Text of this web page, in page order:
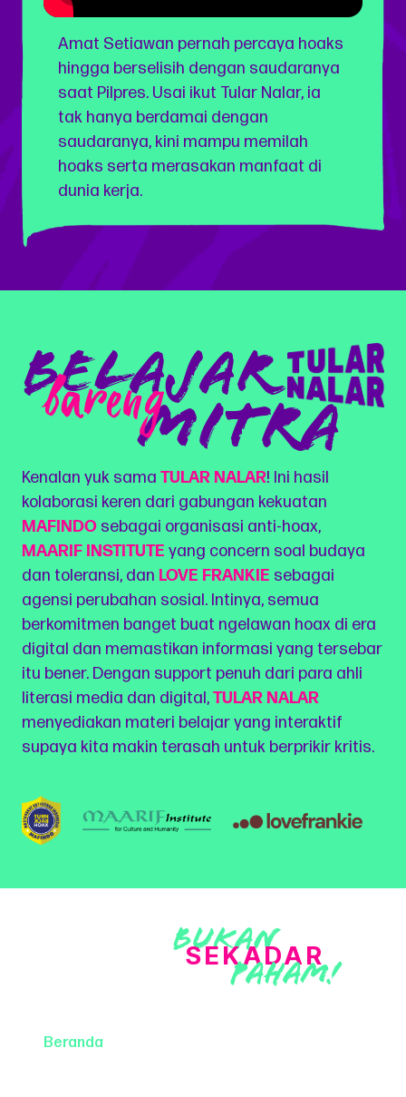
Amat Setiawan pernah percaya hoaks
hingga berselisih dengan saudaranya
saat Pilpres. Usai ikut Tular Nalar, ia
tak hanya berdamai dengan
saudaranya, kini mampu memilah
hoaks serta merasakan manfaat di
dunia kerja.
BELAJAR
Mitra
bareng
Kenalan yuk sama TULAR NALAR! Ini hasil
kolaborasi keren dari gabungan kekuatan
MAFINDO sebagai organisasi anti-hoax,
MAARIF INSTITUTE yang concern soal budaya
dan toleransi, dan LOVE FRANKIE sebagai
agensi perubahan sosial. Intinya, semua
berkomitmen banget buat ngelawan hoax di era
digital dan memastikan informasi yang tersebar
itu bener. Dengan support penuh dari para ahli
literasi media dan digital,TULAR NALAR
menyediakan materi belajar yang interaktif
supaya kita makin terasah untuk berprikir kritis.
Bukan
SEKADAR
Paham!
Beranda